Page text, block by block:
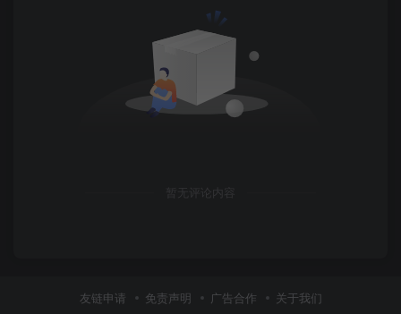
暂无评论内容
友链申请 免责声明 广告合作 关于我们